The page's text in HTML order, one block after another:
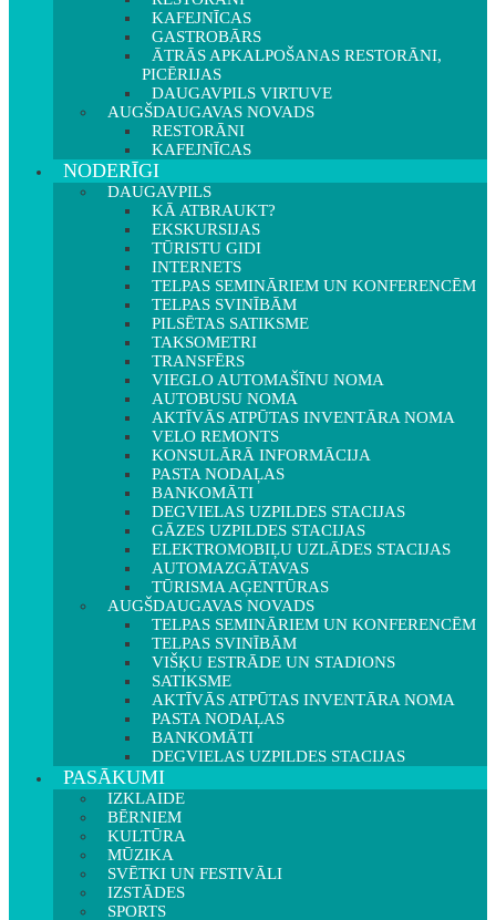
KAFEJNĪCAS
GASTROBĀRS
ĀTRĀS APKALPOŠANAS RESTORĀNI,
PICĒRIJAS
DAUGAVPILS VIRTUVE
AUGŠDAUGAVAS NOVADS
RESTORĀNI
KAFEJNĪCAS
NODERĪGI
DAUGAVPILS
KĀ ATBRAUKT?
EKSKURSIJAS
TŪRISTU GIDI
INTERNETS
TELPAS SEMINĀRIEM UN KONFERENCĒM
TELPAS SVINĪBĀM
PILSĒTAS SATIKSME
TAKSOMETRI
TRANSFĒRS
VIEGLO AUTOMAŠĪNU NOMA
AUTOBUSU NOMA
AKTĪVĀS ATPŪTAS INVENTĀRA NOMA
VELO REMONTS
KONSULĀRĀ INFORMĀCIJA
PASTA NODAĻAS
BANKOMĀTI
DEGVIELAS UZPILDES STACIJAS
GĀZES UZPILDES STACIJAS
ELEKTROMOBIĻU UZLĀDES STACIJAS
AUTOMAZGĀTAVAS
TŪRISMA AĢENTŪRAS
AUGŠDAUGAVAS NOVADS
TELPAS SEMINĀRIEM UN KONFERENCĒM
TELPAS SVINĪBĀM
VIŠĶU ESTRĀDE UN STADIONS
SATIKSME
AKTĪVĀS ATPŪTAS INVENTĀRA NOMA
PASTA NODAĻAS
BANKOMĀTI
DEGVIELAS UZPILDES STACIJAS
PASĀKUMI
IZKLAIDE
BĒRNIEM
KULTŪRA
MŪZIKA
SVĒTKI UN FESTIVĀLI
IZSTĀDES
SPORTS